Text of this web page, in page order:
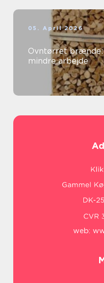
05. April 2026
Ovntørret
mindre arbejde
web: